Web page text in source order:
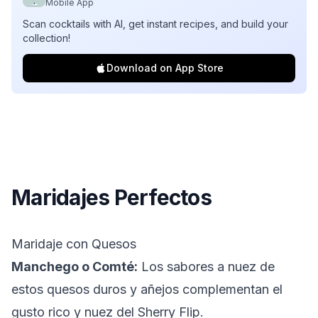
Mobile App
Scan cocktails with AI, get instant recipes, and build your
collection!
Download on App Store
Maridajes Perfectos
Maridaje con Quesos
Manchego o Comté: Los sabores a nuez de
estos quesos duros y añejos complementan el
gusto rico y nuez del Sherry Flip.